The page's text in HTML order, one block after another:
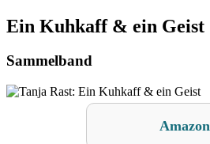
Ein Kuhkaff & ein Geist
Sammelband
Amazon